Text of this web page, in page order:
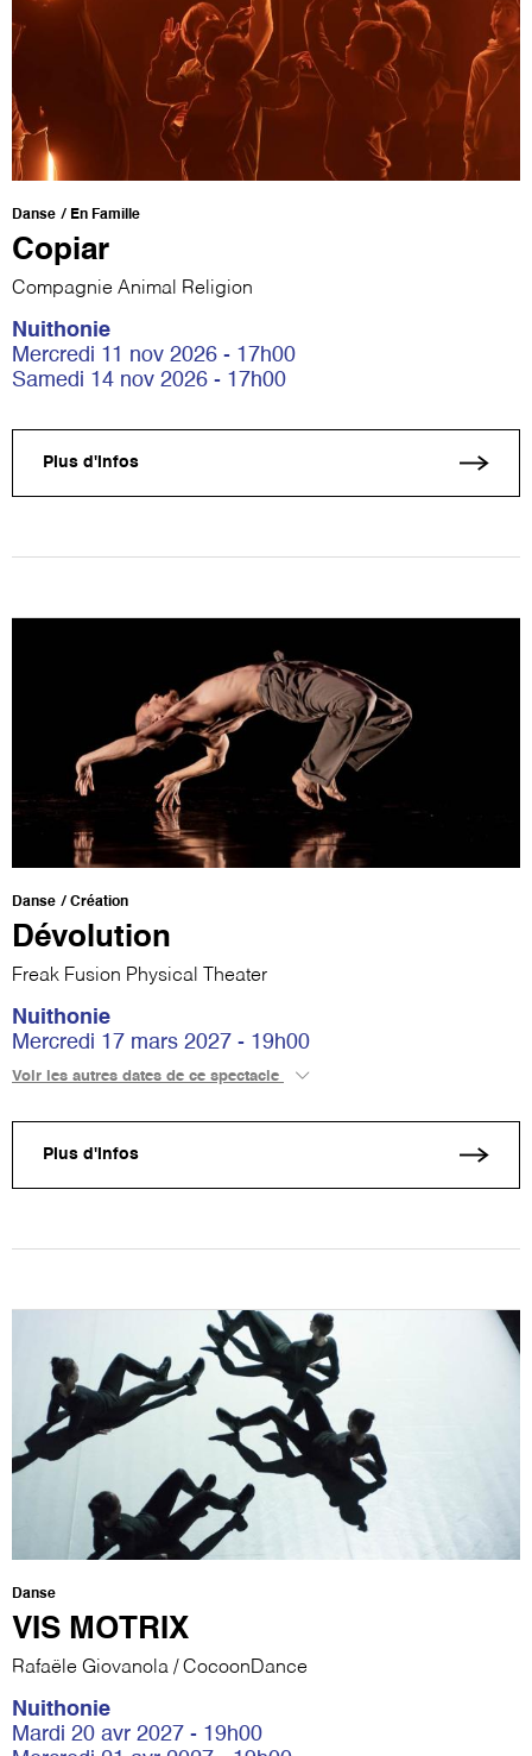
Danse En Famille
Copiar
Compagnie Animal Religion
Nuithonie
Mercredi 11 nov 2026 - 17h00
Samedi 14 nov 2026 - 17h00
Plus d'infos
Danse Création
Dévolution
Freak Fusion Physical Theater
Nuithonie
Mercredi 17 mars 2027 - 19h00
Voir les autres dates de ce spectacle
Plus d'infos
Danse
VIS MOTRIX
Rafaële Giovanola / CocoonDance
Nuithonie
Mardi 20 avr 2027 - 19h00